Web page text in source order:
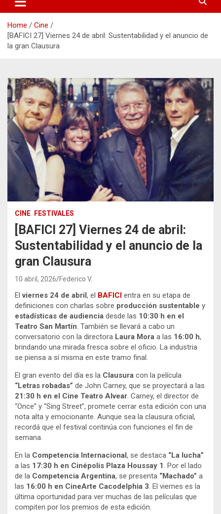
Home
Cine
[BAFICI 27] Viernes 24 de abril: Sustentabilidad y el anuncio de
la gran Clausura
CINE FESTIVALES
[BAFICI 27] Viernes 24 de abril:
Sustentabilidad y el anuncio de la
gran Clausura
10 abril, 2026 Federico V.
Elviernes 24 de abril , el BAFICI entra en su etapa de
definiciones con charlas sobre producción sustentable y
estadísticas de audiencia desde las 10:30 h en el
Teatro San Martín. También se llevará a cabo un
conversatorio con la directora Laura Mora a las 16:00 h,
brindando una mirada fresca sobre el oficio. La industria
se piensa a sí misma en este tramo final.
El gran evento del día es la Clausura con la película
“Letras robadas” de John Carney, que se proyectará a las
21:30 h en el Cine Teatro Alvear. Carney, el director de
“Once” y “Sing Street”, promete cerrar esta edición con una
nota alta y emocionante. Aunque sea la clausura oficial,
recordá que el festival continúa con funciones el fin de
semana.
En la Competencia Internacional , se destaca “La lucha”
a las 17:30 h en Cinépolis Plaza Houssay 1. Por el lado
de la Competencia Argentina, se presenta “Machado” a
las 16:00 h en CineArte Cacodelphia 3. El viernes es la
última oportunidad para ver muchas de las películas que
compiten por los premios de esta edición.